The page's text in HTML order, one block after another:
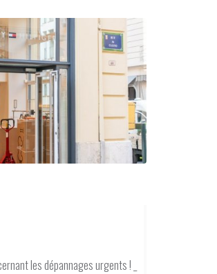
les dépannages urgents ! _